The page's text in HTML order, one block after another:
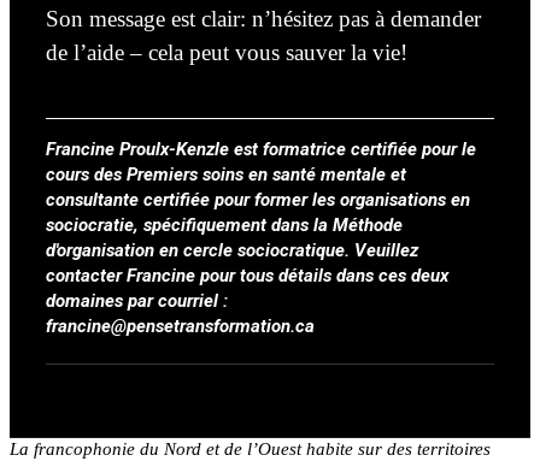
Son message est clair: n’hésitez pas à demander
de l’aide – cela peut vous sauver la vie!
Francine Proulx-Kenzle est formatrice certifiée pour le
cours des Premiers soins en santé mentale et
consultante certifiée pour former les organisations en
sociocratie, spécifiquement dans la Méthode
d'organisation en cercle sociocratique. Veuillez
contacter Francine pour tous détails dans ces deux
domaines par courriel :
francine@pensetransformation.ca
La francophonie du Nord et de l’Ouest habite sur des territoires